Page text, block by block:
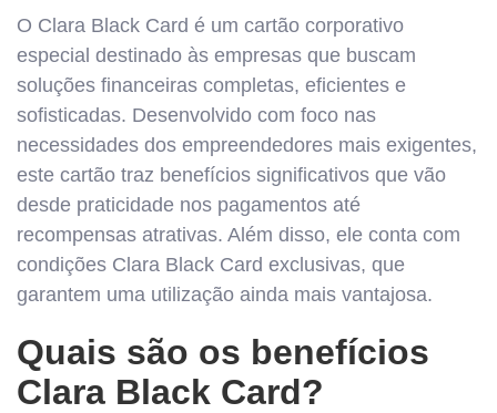
O Clara Black Card é um cartão corporativo
especial destinado às empresas que buscam
soluções financeiras completas, eficientes e
sofisticadas. Desenvolvido com foco nas
necessidades dos empreendedores mais exigentes,
este cartão traz benefícios significativos que vão
desde praticidade nos pagamentos até
recompensas atrativas. Além disso, ele conta com
condições Clara Black Card exclusivas, que
garantem uma utilização ainda mais vantajosa.
Quais são os benefícios
Clara Black Card?